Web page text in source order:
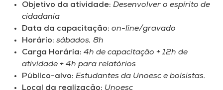
Objetivo da atividade: Desenvolver o espírito de
cidadania
Data da capacitação: on-line/gravado
Horário: sábados, 8h
Carga Horária: 4h de capacitação + 12h de
atividade + 4h para relatórios
Público-alvo: Estudantes da Unoesc e bolsistas.
Local da realização: Unoesc